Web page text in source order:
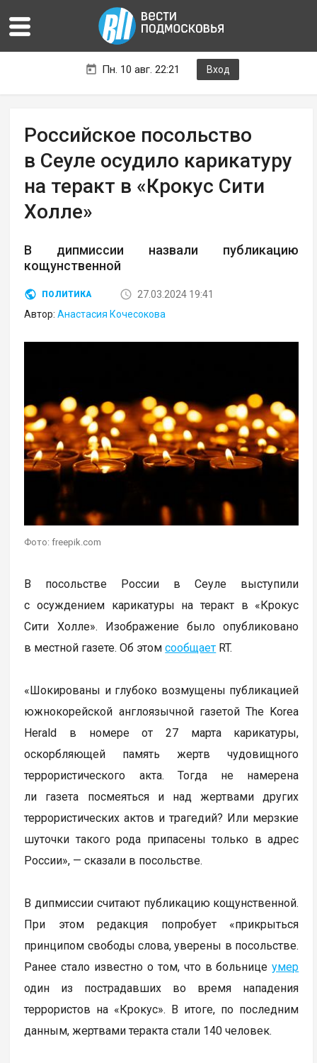
Пн. 10 авг. 22:21 Вход
Российское посольство
в Сеуле осудило карикатуру
на теракт в «Крокус Сити
Холле»
В дипмиссии назвали публикацию
кощунственной
ПОЛИТИКА
27.03.2024 19:41
Автор:Анастасия Кочесокова
Фото: freepik.com
В посольстве России в Сеуле выступили
с осуждением карикатуры на теракт в «Крокус
Сити Холле». Изображение было опубликовано
в местной газете. Об этомсообщает RT.
«Шокированы и глубоко возмущены публикацией
южнокорейской англоязычной газетой The Korea
Herald в номере от 27 марта карикатуры,
оскорбляющей память жертв чудовищного
террористического акта. Тогда не намерена
ли газета посмеяться и над жертвами других
террористических актов и трагедий? Или мерзкие
шуточки такого рода припасены только в адрес
России», — сказали в посольстве.
В дипмиссии считают публикацию кощунственной.
При этом редакция попробует «прикрыться
принципом свободы слова, уверены в посольстве.
Ранее стало известно о том, что в больницеумер
один из пострадавших во время нападения
террористов на «Крокус». В итоге, по последним
данным, жертвами теракта стали 140 человек.